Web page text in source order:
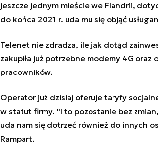
jeszcze jednym mieście we Flandrii,
do końca 2021 r. uda mu się objąć
Telenet nie zdradza, ile jak dotąd
zakupiła już potrzebne modemy 4G oraz
pracowników.
Operator już dzisiaj oferuje taryfy
w statut firmy. "I to pozostanie bez
uda nam się dotrzeć również do innych
Rampart.